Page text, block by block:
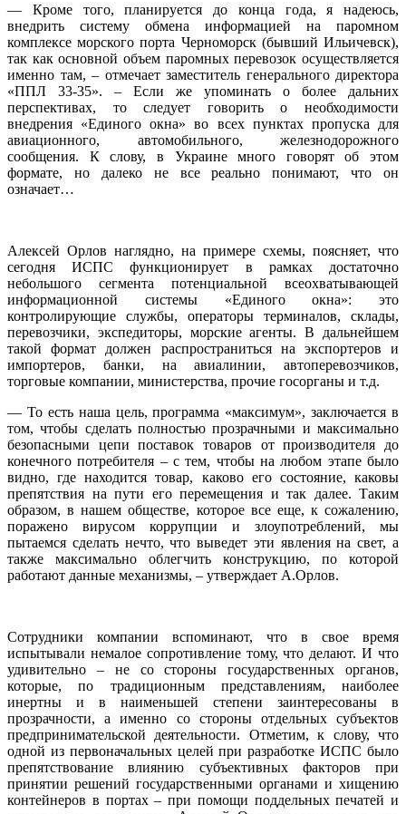
— Кроме того, планируется до конца года, я надеюсь,
внедрить систему обмена информацией на паромном
комплексе морского порта Черноморск (бывший Ильичевск),
так как основной объем паромных перевозок осуществляется
именно там, – отмечает заместитель генерального директора
«ППЛ 33-35». – Если же упоминать о более дальних
перспективах, то следует говорить о необходимости
внедрения «Единого окна» во всех пунктах пропуска для
авиационного, автомобильного, железнодорожного
сообщения. К слову, в Украине много говорят об этом
формате, но далеко не все реально понимают, что он
означает…
Алексей Орлов наглядно, на примере схемы, поясняет, что
сегодня ИСПС функционирует в рамках достаточно
небольшого сегмента потенциальной всеохватывающей
информационной системы «Единого окна»: это
контролирующие службы, операторы терминалов, склады,
перевозчики, экспедиторы, морские агенты. В дальнейшем
такой формат должен распространиться на экспортеров и
импортеров, банки, на авиалинии, автоперевозчиков,
торговые компании, министерства, прочие госорганы и т.д.
— То есть наша цель, программа «максимум», заключается в
том, чтобы сделать полностью прозрачными и максимально
безопасными цепи поставок товаров от производителя до
конечного потребителя – с тем, чтобы на любом этапе было
видно, где находится товар, каково его состояние, каковы
препятствия на пути его перемещения и так далее. Таким
образом, в нашем обществе, которое все еще, к сожалению,
поражено вирусом коррупции и злоупотреблений, мы
пытаемся сделать нечто, что выведет эти явления на свет, а
также максимально облегчить конструкцию, по которой
работают данные механизмы, – утверждает А.Орлов.
Сотрудники компании вспоминают, что в свое время
испытывали немалое сопротивление тому, что делают. И что
удивительно – не со стороны государственных органов,
которые, по традиционным представлениям, наиболее
инертны и в наименьшей степени заинтересованы в
прозрачности, а именно со стороны отдельных субъектов
предпринимательской деятельности. Отметим, к слову, что
одной из первоначальных целей при разработке ИСПС было
препятствование влиянию субъективных факторов при
принятии решений государственными органами и хищению
контейнеров в портах – при помощи поддельных печатей и